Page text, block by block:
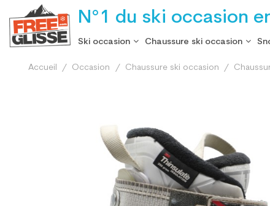
N°1 du ski occasion
Ski occasion Chaussure ski occasion
Accueil Occasion Chaussure ski occasion